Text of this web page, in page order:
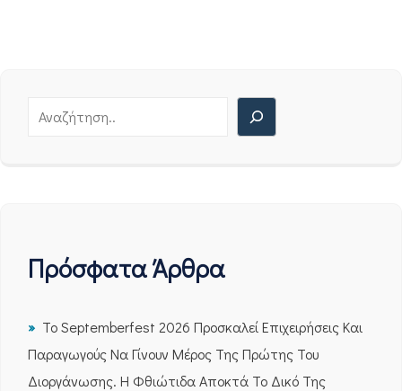
Πρόσφατα Άρθρα
Το Septemberfest 2026 Προσκαλεί Επιχειρήσεις Και
Παραγωγούς Να Γίνουν Μέρος Της Πρώτης Του
Διοργάνωσης. Η Φθιώτιδα Αποκτά Το Δικό Της